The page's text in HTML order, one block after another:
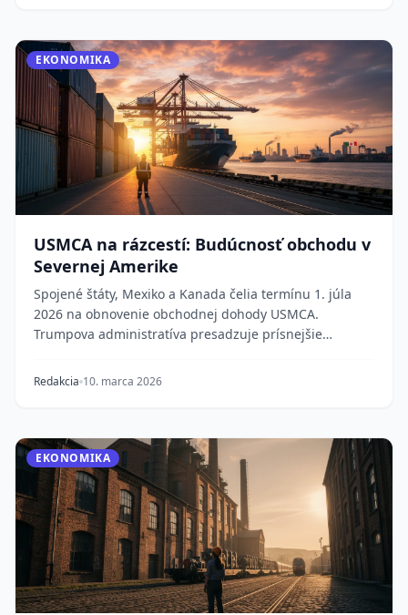
EKONOMIKA
USMCA na rázcestí: Budúcnosť obchodu v
Severnej Amerike
Spojené štáty, Mexiko a Kanada čelia termínu 1. júla
2026 na obnovenie obchodnej dohody USMCA.
Trumpova administratíva presadzuje prísnejšie
Redakcia 10. marca 2026
EKONOMIKA